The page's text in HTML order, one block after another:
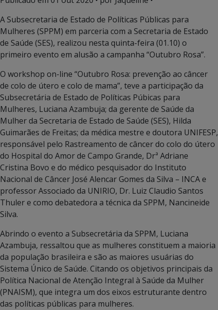
A Subsecretaria de Estado de Políticas Públicas para
Mulheres (SPPM) em parceria com a Secretaria de Estado
de Saúde (SES), realizou nesta quinta-feira (01.10) o
primeiro evento em alusão a campanha “Outubro Rosa”.
O workshop on-line “Outubro Rosa: prevenção ao câncer
de colo de útero e colo de mama”, teve a participação da
Subsecretária de Estado de Políticas Púbicas para
Mulheres, Luciana Azambuja; da gerente de Saúde da
Mulher da Secretaria de Estado de Saúde (SES), Hilda
Guimarães de Freitas; da médica mestre e doutora UNIFESP,
responsável pelo Rastreamento de câncer do colo do útero
do Hospital do Amor de Campo Grande, Drª Adriane
Cristina Bovo e do médico pesquisador do Instituto
Nacional de Câncer José Alencar Gomes da Silva – INCA e
professor Associado da UNIRIO, Dr. Luiz Claudio Santos
Thuler e como debatedora a técnica da SPPM, Nancineide
Silva.
Abrindo o evento a Subsecretária da SPPM, Luciana
Azambuja, ressaltou que as mulheres constituem a maioria
da população brasileira e são as maiores usuárias do
Sistema Único de Saúde. Citando os objetivos principais da
Política Nacional de Atenção Integral à Saúde da Mulher
(PNAISM), que integra um dos eixos estruturante dentro
das políticas públicas para mulheres.